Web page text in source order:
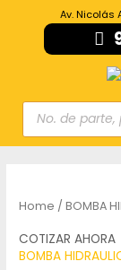
Av. Nicolás
Home /BOMBA
COTIZAR AHORA
BOMBA